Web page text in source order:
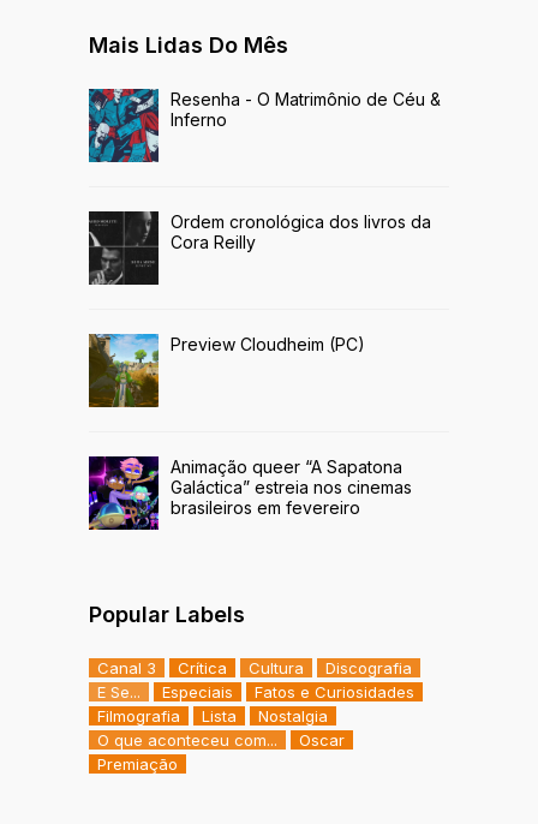
Mais Lidas Do Mês
Resenha - O Matrimônio de Céu &
Inferno
Ordem cronológica dos livros da
Cora Reilly
Preview Cloudheim (PC)
Animação queer “A Sapatona
Galáctica” estreia nos cinemas
brasileiros em fevereiro
Popular Labels
Canal 3 Crítica Cultura
Discografia
E Se...
Especiais
Fatos e Curiosidades
Filmografia
Lista
Nostalgia
O que aconteceu com...
Oscar
Premiação